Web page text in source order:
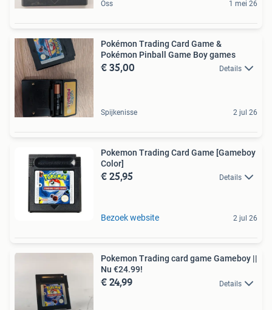
Oss 1 mei 26
Pokémon Trading Card Game &
Pokémon Pinball Game Boy games
€ 35,00 Details
Spijkenisse 2 jul 26
Pokemon Trading Card Game [Gameboy
Color]
€ 25,95 Details
Bezoek website 2 jul 26
Pokemon Trading card game Gameboy ||
Nu €24.99!
€ 24,99 Details